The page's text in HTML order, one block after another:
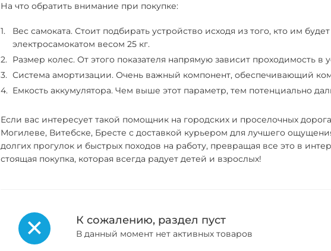
На что обратить внимание при покупке:
Вес самоката. Стоит подбирать устройство исходя из того, кто им
электросамокатом весом 25 кг.
Размер колес. От этого показателя напрямую зависит проходимость в
Система амортизации. Очень важный компонент, обеспечивающий
Емкость аккумулятора. Чем выше этот параметр, тем потенциально
Если вас интересует такой помощник на городских и проселочных
Могилеве, Витебске, Бресте с доставкой курьером для лучшего
долгих прогулок и быстрых походов на работу, превращая все это в
стоящая покупка, которая всегда радует детей и взрослых!
К сожалению, раздел пуст
В данный момент нет активных товаров